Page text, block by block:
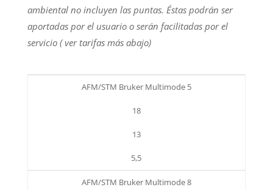
ambiental no incluyen las puntas. Éstas podrán ser
aportadas por el usuario o serán facilitadas por el
servicio ( ver tarifas más abajo)
AFM/STM Bruker Multimode 5
18
13
5,5
AFM/STM Bruker Multimode 8